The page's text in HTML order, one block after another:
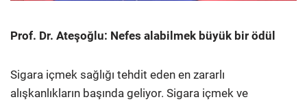
Prof. Dr. Ateşoğlu: Nefes alabilmek büyük bir ödül
Sigara içmek sağlığı tehdit eden en zararlı
alışkanlıkların başında geliyor. Sigara içmek ve